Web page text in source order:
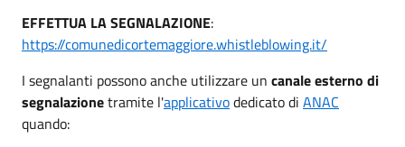
EFFETTUA LA SEGNALAZIONE:
https://comunedicortemaggiore.whistleblowing.it/
I segnalanti possono anche utilizzare un canale esterno di
segnalazionetramite l'applicativodedicato di ANAC
quando: